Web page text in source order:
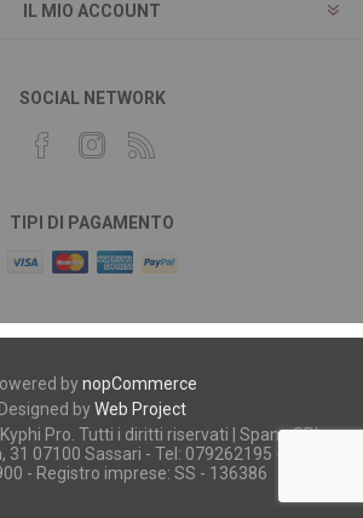
IL MIO ACCOUNT
SOCIAL NETWORK
TIPI DI PAGAMENTO
bynopCommerce
Designed byWeb Project
Pro. Tutti i diritti riservati | Spano SRL
31 07100 Sassari - Tel: 079262195 - P.iva:
- Registro imprese: SS - 136386